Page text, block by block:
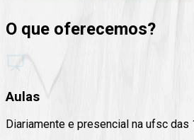
O que oferecemos?
Aulas
Diariamente e presencial na ufsc das